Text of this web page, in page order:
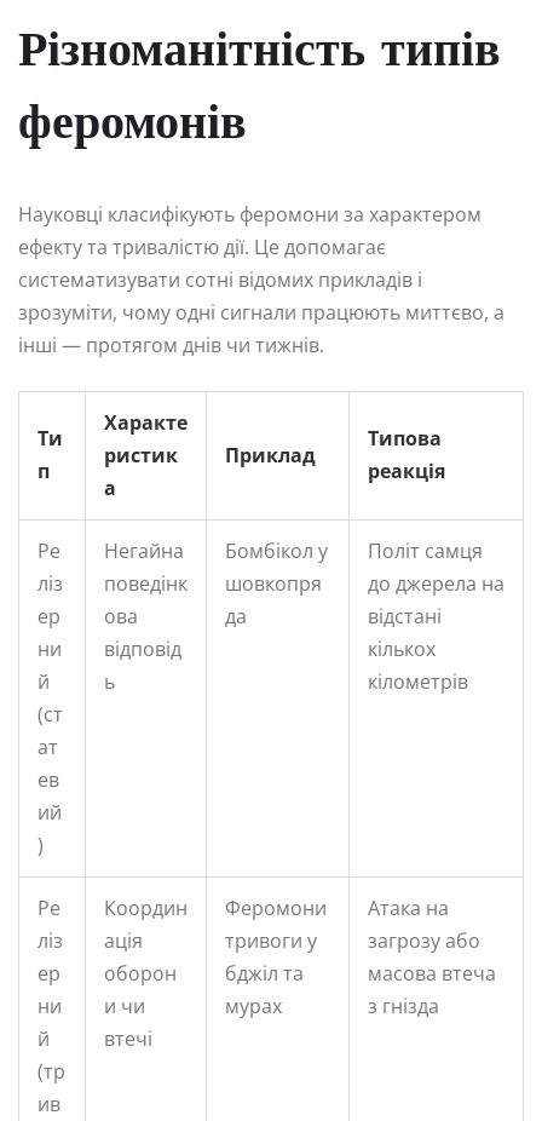
Різноманітність типів
феромонів
Науковці класифікують феромони за характером
ефекту та тривалістю дії. Це допомагає
систематизувати сотні відомих прикладів і
зрозуміти, чому одні сигнали працюють миттєво, а
інші — протягом днів чи тижнів.
Ти
п
Характе
ристик
а
Приклад
Типова
реакція
Ре
ліз
ер
ни
й
(ст
ат
ев
ий
)
Негайна
поведінк
ова
відповід
ь
Бомбікол у
шовкопря
да
Політ самця
до джерела на
відстані
кількох
кілометрів
Ре
ліз
ер
ни
й
(тр
ив
Координ
ація
оборон
и чи
втечі
Феромони
тривоги у
бджіл та
мурах
Атака на
загрозу або
масова втеча
з гнізда